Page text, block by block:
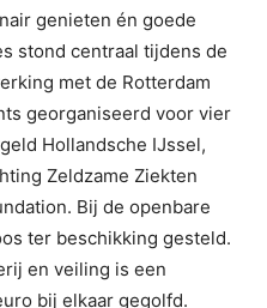
genieten én goede
stond centraal tijdens de
met de Rotterdam
georganiseerd voor vier
Hollandsche IJssel,
Zeldzame Ziekten
Bij de openbare
ter beschikking gesteld.
en veiling is een
bij elkaar gegolfd.